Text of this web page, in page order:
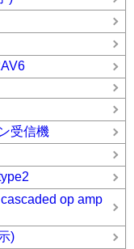
受信機
op amp
)